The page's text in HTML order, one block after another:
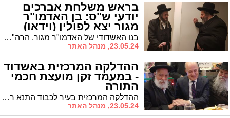
בראש משלחת אברכים
יודעי ש"ס: בן האדמו"ר
מגור יצא לפולין (וידאו)
בנו האשדודי של האדמו"ר מגור, הרה"צ רבי שלמה צבי אלתר, יצא היום למסע לקברי האבות בפולין כשהוא עומד בראש משלחת של מאה אברכים ת"ח יודעי ש"ס * ואיזו הפתעה ציפתה להם במטוס?
23.05.24, מנהל האתר
ההדלקה המרכזית באשדוד
- במעמד זקן מועצת חכמי
התורה
ההדלקה המרכזית בעיר לכבוד התנא רשב"י זיע"א ביום לג' בעומר בהשתתפות זקן מועצת חכמי התורה הגר"ש מחפוד שליט"א, ראשי ישיבות וראש העיר ד"ר יחיאל לסרי | לאחר ההדלקה יתקיים מעמד ה'חלאקה' לילדים בני 3 | מקהלת "מלכות" תלווה את המעמד
23.05.24, מנהל האתר